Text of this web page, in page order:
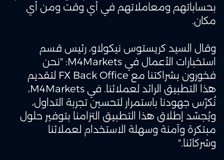
بحساباتهم ومعاملاتهم في أي وقت ومن أي
مكان.
وقال السيد كريستوس نيكولاو، رئيس قسم
استخبارات الأعمال في M4Markets: "نحن
فخورون بشراكتنا مع FX Back Office لتقديم
هذا التطبيق الرائد لعملائنا. في M4Markets،
نُكرّس جهودنا باستمرار لتحسين تجربة التداول،
ويُجسّد إطلاق هذا التطبيق التزامنا بتوفير حلول
مبتكرة وآمنة وسهلة الاستخدام لعملائنا
وشركائنا."